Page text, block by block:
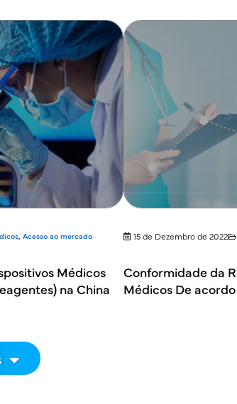
, Acesso ao mercado
Médicos
na China
15 de Dezembro de 2022
Conformidade da
Médicos De acordo